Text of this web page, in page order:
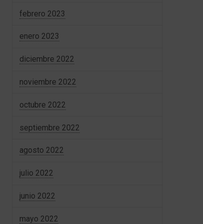
febrero 2023
enero 2023
diciembre 2022
noviembre 2022
octubre 2022
septiembre 2022
agosto 2022
julio 2022
junio 2022
mayo 2022